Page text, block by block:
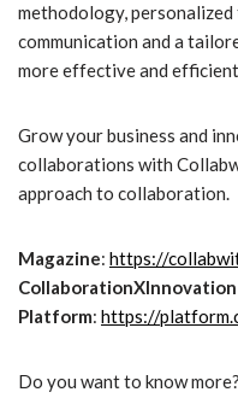
methodology,
communication and a
more effective and
Grow your business and
collaborations with
approach to collaboration.
Magazine: https://
CollaborationXInnovation
Platform: https://
Do you want to know